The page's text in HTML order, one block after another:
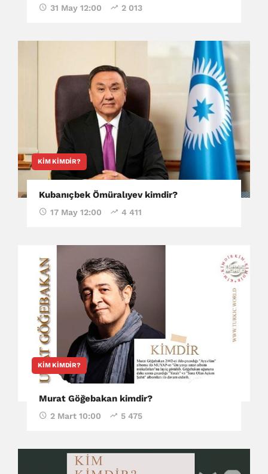
31 May 12:00 2 013
KIM KIMDIR?
Kubanıçbek Ömüralıyev kimdir?
17 May 12:00 4 411
KIM KIMDIR?
Murat Göğebakan kimdir?
2 Mart 10:00 5 475